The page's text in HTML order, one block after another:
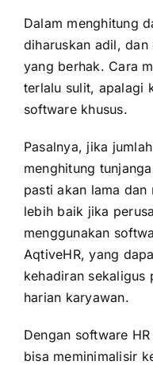
Dalam menghitung
diharuskan adil,
yang berhak. Cara
terlalu sulit, apalagi
software khusus.
Pasalnya, jika
menghitung
pasti akan lama dan
lebih baik jika
menggunakan
AqtiveHR, yang
kehadiran sekaligus
harian karyawan.
Dengan software
bisa meminimalisir